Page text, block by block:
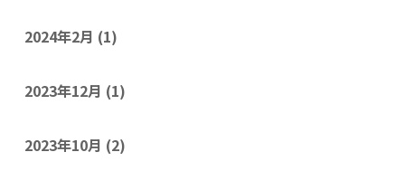
2024年2月 (1)
2023年12月 (1)
2023年10月 (2)